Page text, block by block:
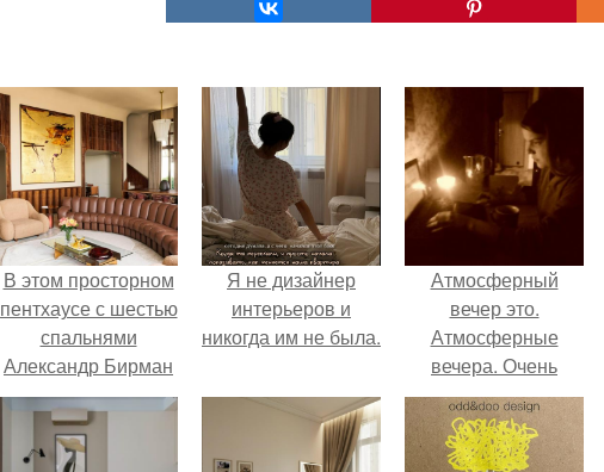
В этом просторном
пентхаусе с шестью
спальнями
Александр Бирман
живет со своей
семьей.
Я не дизайнер
интерьеров и
никогда им не была.
Атмосферный
вечер это.
Атмосферные
вечера. Очень
часто люди
употребляют такие
выражения, как